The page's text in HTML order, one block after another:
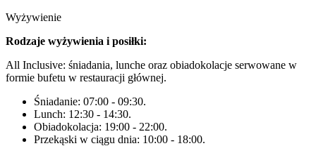
Wyżywienie
Rodzaje wyżywienia i posiłki:
All Inclusive: śniadania, lunche oraz obiadokolacje serwowane w
formie bufetu w restauracji głównej.
Śniadanie: 07:00 - 09:30.
Lunch: 12:30 - 14:30.
Obiadokolacja: 19:00 - 22:00.
Przekąski w ciągu dnia: 10:00 - 18:00.